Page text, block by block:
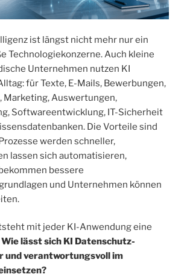
ist längst nicht mehr nur ein
Technologiekonzerne. Auch kleine
Unternehmen nutzen KI
für Texte, E-Mails, Bewerbungen,
Marketing, Auswertungen,
Softwareentwicklung, IT-Sicherheit
Die Vorteile sind
werden schneller,
lassen sich automatisieren,
bessere
und Unternehmen können
mit jeder KI-Anwendung eine
Wie lässt sich KI Datenschutz-
und verantwortungsvoll im